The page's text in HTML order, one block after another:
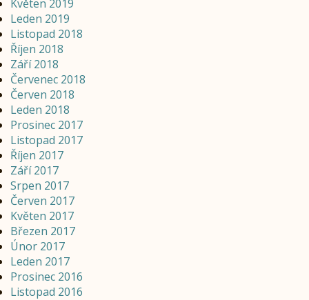
Květen 2019
Leden 2019
Listopad 2018
Říjen 2018
Září 2018
Červenec 2018
Červen 2018
Leden 2018
Prosinec 2017
Listopad 2017
Říjen 2017
Září 2017
Srpen 2017
Červen 2017
Květen 2017
Březen 2017
Únor 2017
Leden 2017
Prosinec 2016
Listopad 2016